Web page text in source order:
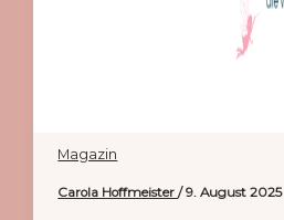
Magazin
Carola Hoffmeister/9. August 2025